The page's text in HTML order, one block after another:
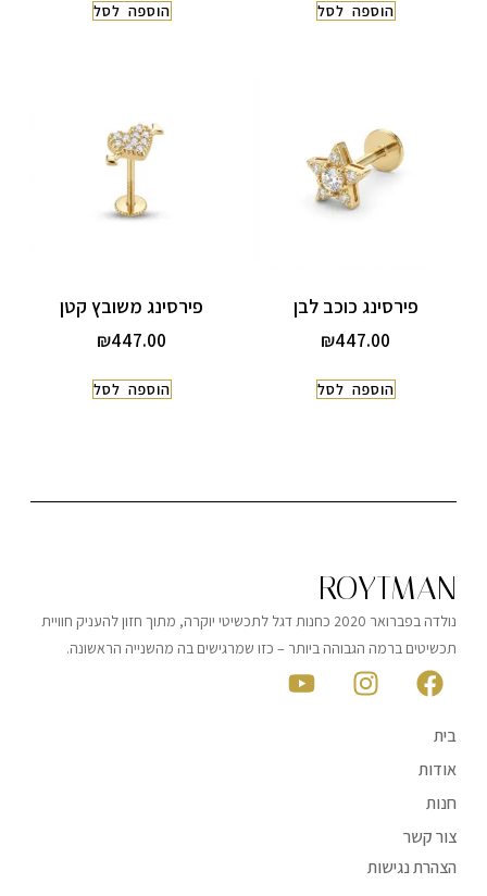
הוספה לסל הוספה לסל
פירסינג כוכב לבן
₪447.00
הוספה לסל
פירסינג משובץ קטן
₪447.00
הוספה לסל
ROYTMAN
נולדה בפברואר 2020 כחנות דגל לתכשיטי יוקרה, מתוך חזון להעניק חוויית
תכשיטים ברמה הגבוהה ביותר – כזו שמרגישים בה מהשנייה הראשונה.
בית
אודות
חנות
צור קשר
הצהרת נגישות